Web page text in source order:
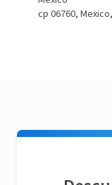
cp 06760,